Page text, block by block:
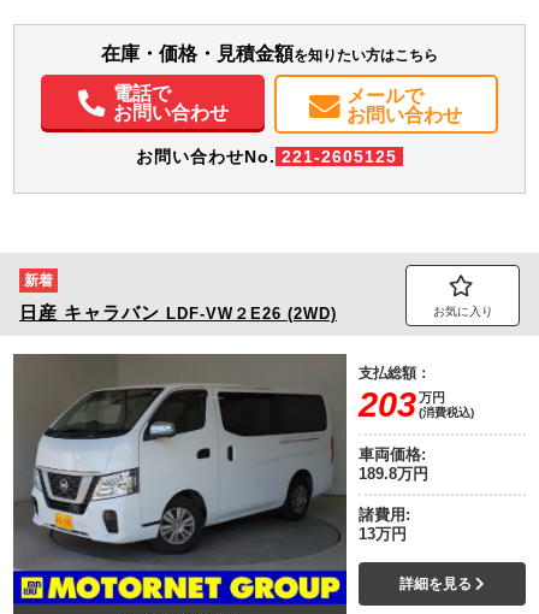
在庫・価格・見積金額を知りたい方はこちら
電話で
お問い合わせ
メールで
お問い合わせ
お問い合わせNo. 221-2605125
新着
日産 キャラバン LDF-VW２E26 (2WD) お気に入り
支払総額：
203万円
(消費税込)
車両価格:
189.8万円
諸費用:
13万円
詳細を見る